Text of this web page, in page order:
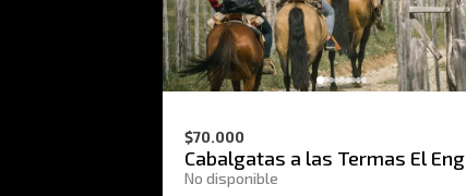
$70.000
Cabalgatas a las Termas El
No disponible